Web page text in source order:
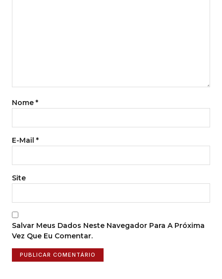
Nome *
E-Mail *
Site
Salvar Meus Dados Neste Navegador Para A Próxima
Vez Que Eu Comentar.